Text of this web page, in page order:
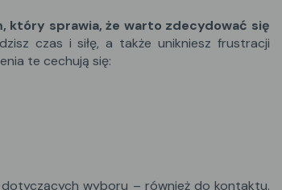
który sprawia, że warto zdecydować się
czas i siłę, a także unikniesz frustracji
te cechują się:
wyboru – również do kontaktu.